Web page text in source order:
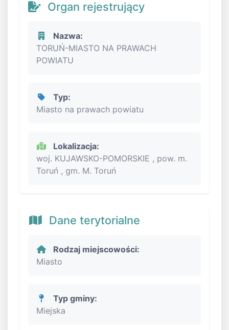
Organ rejestrujący
Nazwa:
TORUŃ-MIASTO NA PRAWACH
POWIATU
Typ:
Miasto na prawach powiatu
Lokalizacja:
woj. KUJAWSKO-POMORSKIE , pow. m.
Toruń , gm. M. Toruń
Dane terytorialne
Rodzaj miejscowości:
Miasto
Typ gminy:
Miejska